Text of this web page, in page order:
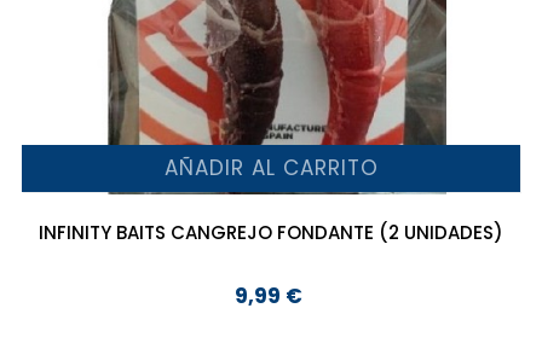
AÑADIR AL CARRITO
INFINITY BAITS CANGREJO FONDANTE (2 UNIDADES)
Precio
9,99 €